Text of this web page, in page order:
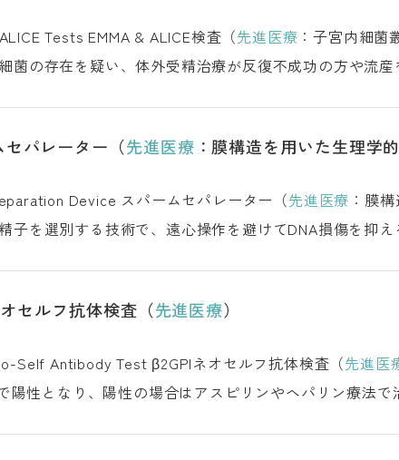
EMMA & ALICE Tests EMMA & ALICE検査（先進医療 ：子宮内細菌叢検査1） EMMA & ALICE検査は、慢性
菌の存在を疑い、体外受精治療が反復不成功の方や流
セパレーター（先進医療 ：膜構造を用いた生理学
Sperm Separation Device スパームセパレーター（先進医療 ：膜構造を
子を選別する技術で、遠心操作を避けてDNA損傷を抑
セルフ抗体検査（先進医療）
β2GPI Neo-Self Antibody Test β2GPIネオセルフ抗体検査（先進医
なり、陽性の場合はアスピリンやヘパリン療法で治療します。 β2GPIネオセルフ抗体検査とは 検査